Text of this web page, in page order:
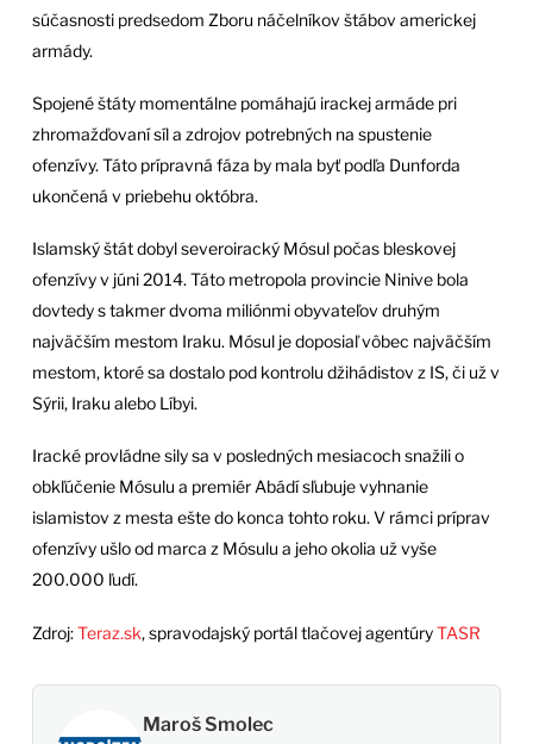
súčasnosti predsedom Zboru náčelníkov štábov americkej
armády.
Spojené štáty momentálne pomáhajú irackej armáde pri
zhromažďovaní síl a zdrojov potrebných na spustenie
ofenzívy. Táto prípravná fáza by mala byť podľa Dunforda
ukončená v priebehu októbra.
Islamský štát dobyl severoiracký Mósul počas bleskovej
ofenzívy v júni 2014. Táto metropola provincie Ninive bola
dovtedy s takmer dvoma miliónmi obyvateľov druhým
najväčším mestom Iraku. Mósul je doposiaľ vôbec najväčším
mestom, ktoré sa dostalo pod kontrolu džihádistov z IS, či už v
Sýrii, Iraku alebo Líbyi.
Iracké provládne sily sa v posledných mesiacoch snažili o
obkľúčenie Mósulu a premiér Abádí sľubuje vyhnanie
islamistov z mesta ešte do konca tohto roku. V rámci príprav
ofenzívy ušlo od marca z Mósulu a jeho okolia už vyše
200.000 ľudí.
Zdroj:Teraz.sk, spravodajský portál tlačovej agentúryTASR
Maroš Smolec